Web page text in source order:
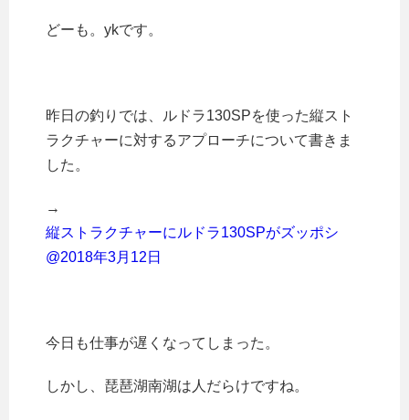
どーも。ykです。
昨日の釣りでは、ルドラ130SPを使った縦スト
ラクチャーに対するアプローチについて書きま
した。
→
縦ストラクチャーにルドラ130SPがズッポシ
@2018年3月12日
今日も仕事が遅くなってしまった。
しかし、琵琶湖南湖は人だらけですね。